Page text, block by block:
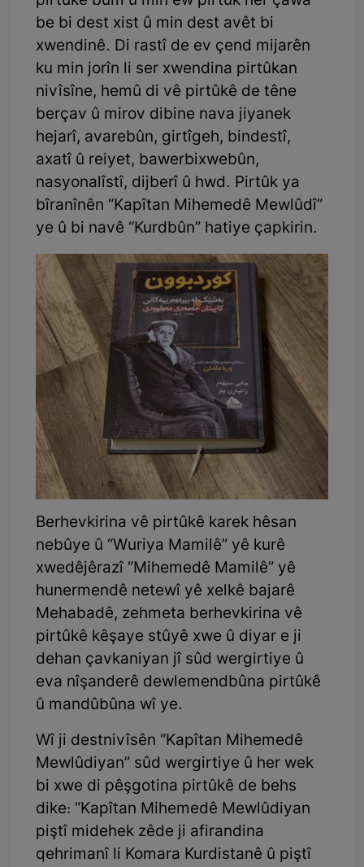
be bi dest xist û min dest avêt bi
xwendinê. Di rastî de ev çend mijarên
ku min jorîn li ser xwendina pirtûkan
nivîsîne, hemû di vê pirtûkê de têne
berçav û mirov dibine nava jiyanek
hejarî, avarebûn, girtîgeh, bindestî,
axatî û reiyet, bawerbixwebûn,
nasyonalîstî, dijberî û hwd. Pirtûk ya
bîranînên “Kapîtan Mihemedê Mewlûdî”
ye û bi navê “Kurdbûn” hatiye çapkirin.
Berhevkirina vê pirtûkê karek hêsan
nebûye û “Wuriya Mamilê” yê kurê
xwedêjêrazî “Mihemedê Mamilê” yê
hunermendê netewî yê xelkê bajarê
Mehabadê, zehmeta berhevkirina vê
pirtûkê kêşaye stûyê xwe û diyar e ji
dehan çavkaniyan jî sûd wergirtiye û
eva nîşanderê dewlemendbûna pirtûkê
û mandûbûna wî ye.
Wî ji destnivîsên “Kapîtan Mihemedê
Mewlûdiyan” sûd wergirtiye û her wek
bi xwe di pêşgotina pirtûkê de behs
dike: “Kapîtan Mihemedê Mewlûdiyan
piştî midehek zêde ji afirandina
qehrimanî li Komara Kurdistanê û piştî